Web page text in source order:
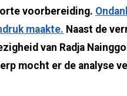
voorbereiding.
maakte. Naast de
van Radja
mocht er de analyse